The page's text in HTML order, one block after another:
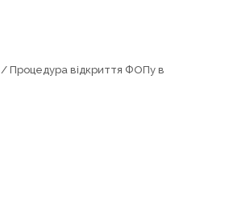
/ Процедура відкриття ФОПу в